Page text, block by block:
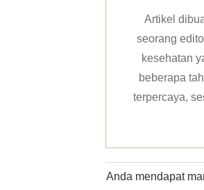
Artikel
seorang
kesehatan
beberapa
terpercaya,
Anda mendapat